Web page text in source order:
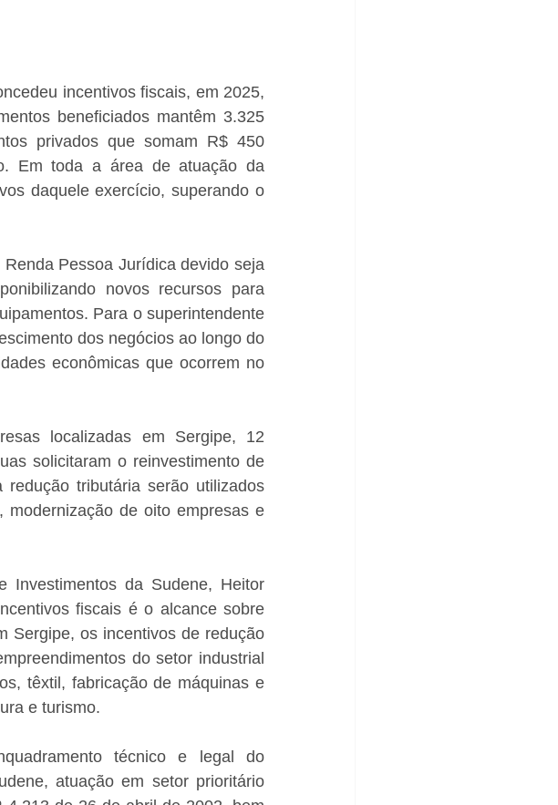
incentivos fiscais, em 2025,
beneficiados mantêm 3.325
privados que somam R$ 450
Em toda a área de atuação da
daquele exercício, superando o
Pessoa Jurídica devido seja
novos recursos para
Para o superintendente
dos negócios ao longo do
econômicas que ocorrem no
localizadas em Sergipe, 12
solicitaram o reinvestimento de
tributária serão utilizados
modernização de oito empresas e
da Sudene, Heitor
fiscais é o alcance sobre
Sergipe, os incentivos de redução
do setor industrial
têxtil, fabricação de máquinas e
e turismo.
técnico e legal do
atuação em setor prioritário